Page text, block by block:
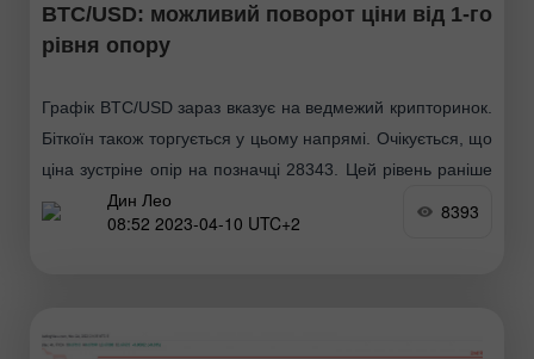
BTC/USD: можливий поворот ціни від 1-го
рівня опору
Графік BTC/USD зараз вказує на ведмежий крипторинок.
Біткоїн також торгується у цьому напрямі. Очікується, що
ціна зустріне опір на позначці 28343. Цей рівень раніше
також був важливим перекриттям. Якщо
Дин Лео
08:52 2023-04-10 UTC+2
8393